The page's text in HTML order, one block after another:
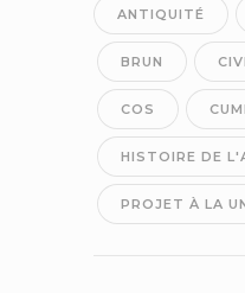
ANTIQUITÉ
BRUN
COS
HISTOIRE DE
PROJET À LA